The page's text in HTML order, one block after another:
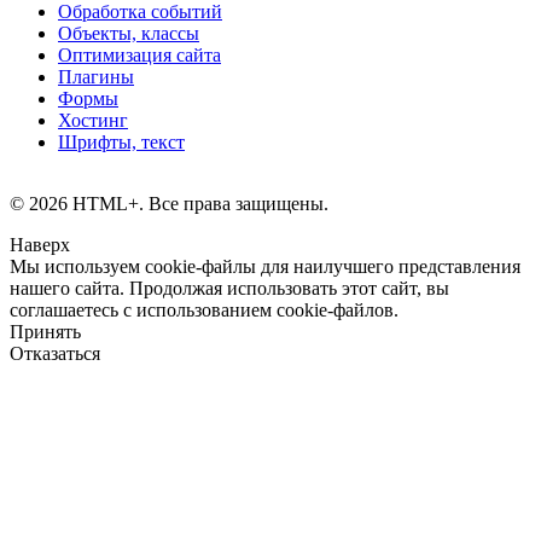
Обработка событий
Объекты, классы
Оптимизация сайта
Плагины
Формы
Хостинг
Шрифты, текст
© 2026 HTML+. Все права защищены.
Наверх
Мы используем cookie-файлы для наилучшего представления
нашего сайта. Продолжая использовать этот сайт, вы
соглашаетесь с использованием cookie-файлов.
Принять
Отказаться